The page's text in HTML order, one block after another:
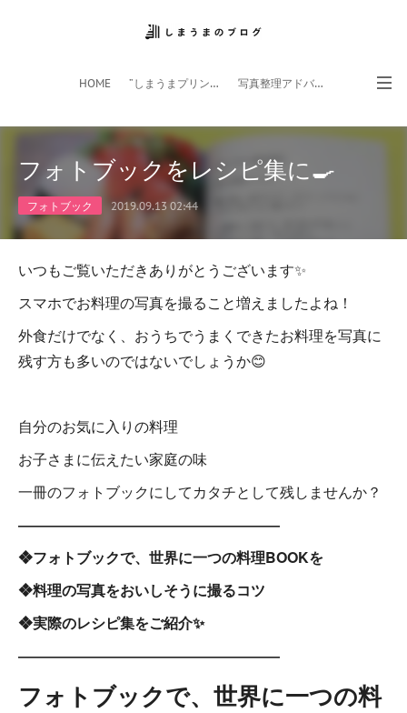
HOME ”しまうまプリント”サイト 写真整理アドバイザー
フォトライフ応援団
フォトブックをレシピ集に🍳
フォトブック 2019.09.13 02:44
いつもご覧いただきありがとうございます✨
スマホでお料理の写真を撮ること増えましたよね！
外食だけでなく、おうちでうまくできたお料理を写真に
残す方も多いのではないでしょうか😊
自分のお気に入りの料理
お子さまに伝えたい家庭の味
一冊のフォトブックにしてカタチとして残しませんか？
――――――――――――――――――
❖フォトブックで、世界に一つの料理BOOKを
❖料理の写真をおいしそうに撮るコツ
❖実際のレシピ集をご紹介✨
――――――――――――――――――
フォトブックで、世界に一つの料